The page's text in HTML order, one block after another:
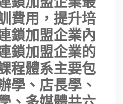
費用，提升培
鎖加盟企業內
鎖加盟企業的
程體系主要包
學、店長學、